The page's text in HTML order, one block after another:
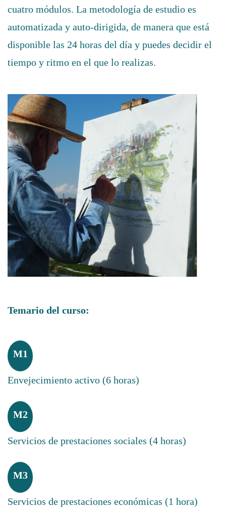
cuatro módulos. La metodología de estudio es
automatizada y auto-dirigida, de manera que está
disponible las 24 horas del día y puedes decidir el
tiempo y ritmo en el que lo realizas.
Temario del curso:
M1
Envejecimiento activo (6 horas)
M2
Servicios de prestaciones sociales (4 horas)
M3
Servicios de prestaciones económicas (1 hora)